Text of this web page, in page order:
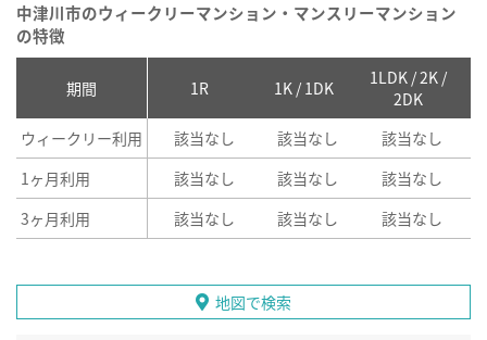
中津川市のウィークリーマンション・マンスリーマンション
の特徴
期間 1R 1K / 1DK
1LDK / 2K /
2DK
ウィークリー利用 該当なし 該当なし 該当なし
1ヶ月利用
該当なし 該当なし 該当なし
3ヶ月利用
該当なし 該当なし 該当なし
地図で検索